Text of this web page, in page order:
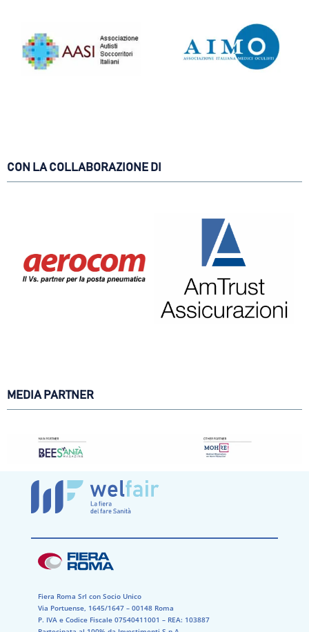
CON LA COLLABORAZIONE DI
MEDIA PARTNER
Fiera Roma Srl con Socio Unico
Via Portuense, 1645/1647 – 00148 Roma
P. IVA e Codice Fiscale 07540411001​ – REA: 103887​